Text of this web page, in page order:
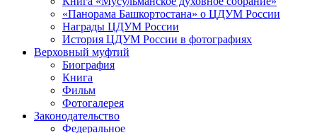
«Панорама Башкортостана» о ЦДУМ России
Награды ЦДУМ России
История ЦДУМ России в фотографиях
Верховный муфтий
Биография
Книга
Фильм
Фотогалерея
Законодательство
Федеральное